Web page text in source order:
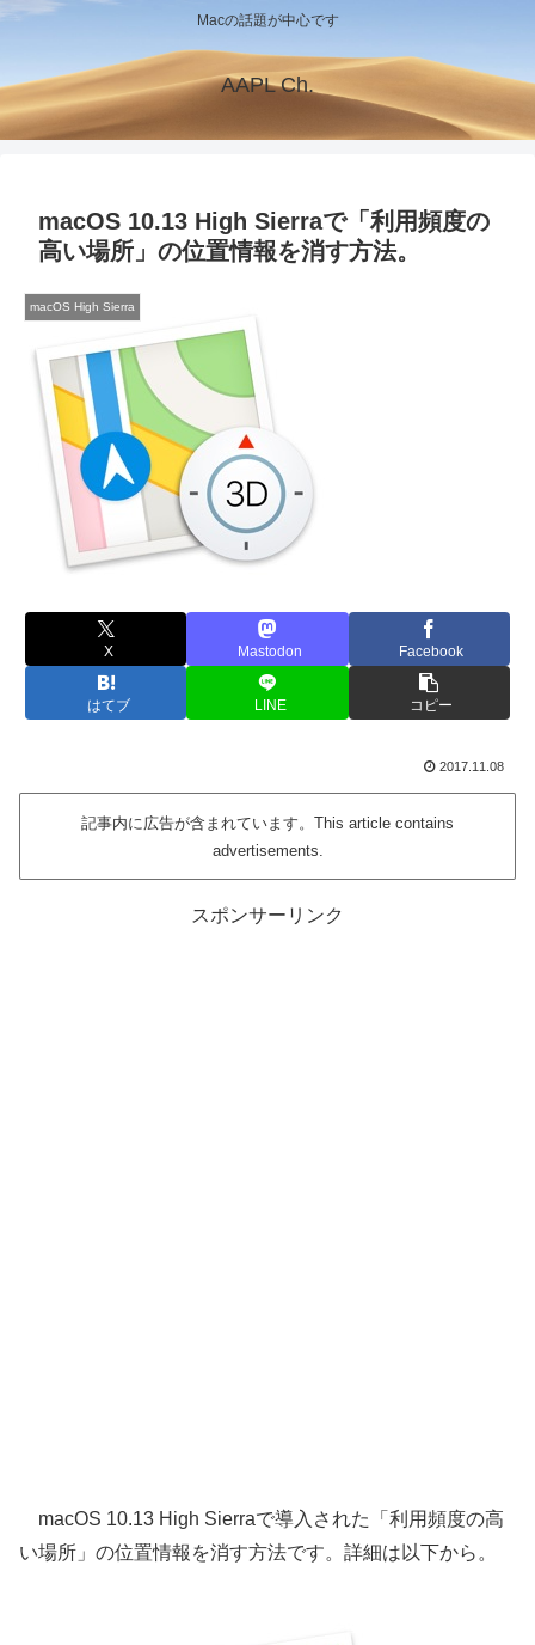
Macの話題が中心です
AAPL Ch.
macOS 10.13 High Sierraで「利用頻度の
高い場所」の位置情報を消す方法。
macOS High Sierra
X Mastodon Facebook
はてブ LINE コピー
2017.11.08
記事内に広告が含まれています。This article contains
advertisements.
スポンサーリンク
macOS 10.13 High Sierraで導入された「利用頻度の高
い場所」の位置情報を消す方法です。詳細は以下から。